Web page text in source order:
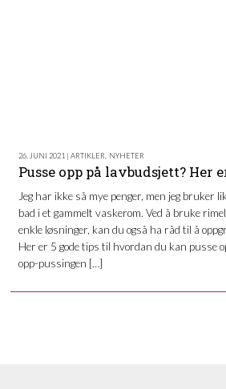
26. JUNI 2021 | ARTIKLER NYHETER
Pusse opp på lavbudsjett? Her
Jeg har ikke så mye penger, men jeg bruker
bad i et gammelt vaskerom. Ved å bruke
enkle løsninger, kan du også ha råd til å
Her er 5 gode tips til hvordan du kan pusse
opp-pussingen […]